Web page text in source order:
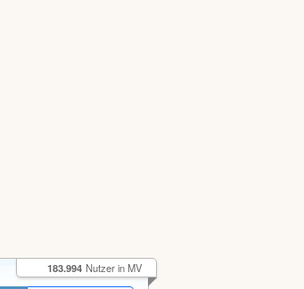
183.994 Nutzer in MV